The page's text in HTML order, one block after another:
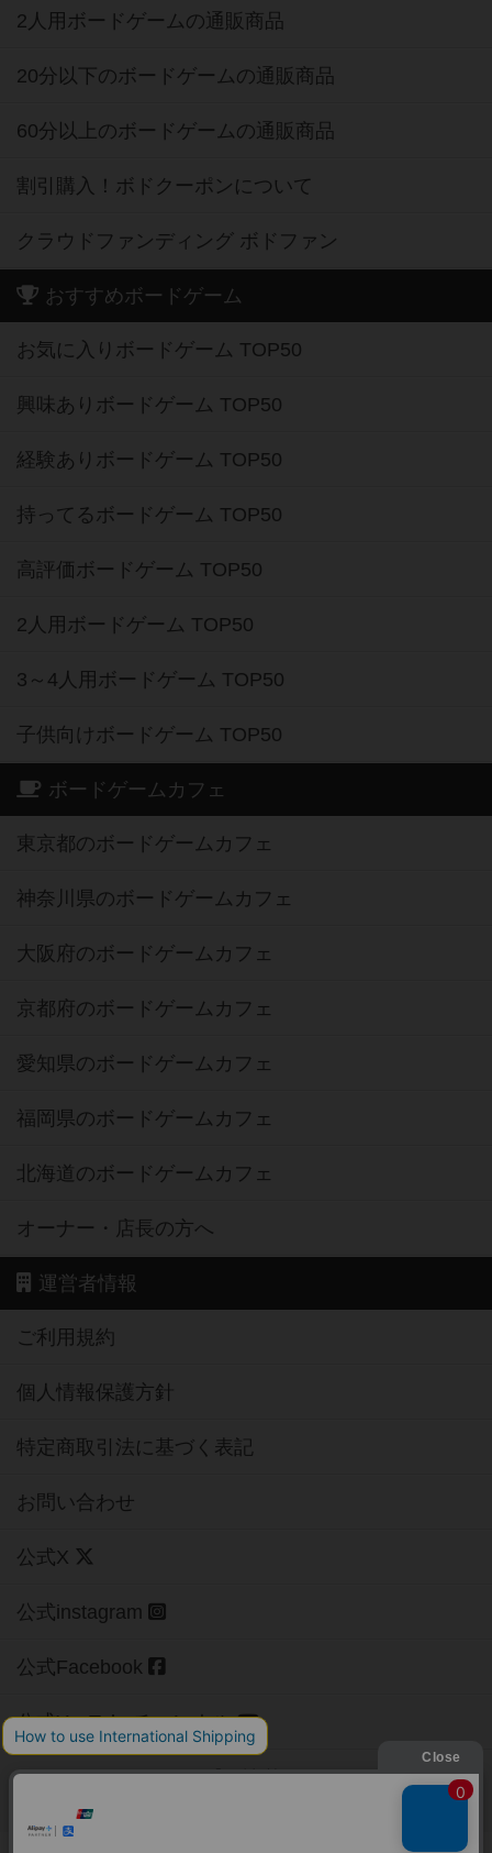
2人用ボードゲームの通販商品
20分以下のボードゲームの通販商品
60分以上のボードゲームの通販商品
割引購入！ボドクーポンについて
クラウドファンディング ボドファン
おすすめボードゲーム
お気に入りボードゲーム TOP50
興味ありボードゲーム TOP50
経験ありボードゲーム TOP50
持ってるボードゲーム TOP50
高評価ボードゲーム TOP50
2人用ボードゲーム TOP50
3～4人用ボードゲーム TOP50
子供向けボードゲーム TOP50
ボードゲームカフェ
東京都のボードゲームカフェ
神奈川県のボードゲームカフェ
大阪府のボードゲームカフェ
京都府のボードゲームカフェ
愛知県のボードゲームカフェ
福岡県のボードゲームカフェ
北海道のボードゲームカフェ
オーナー・店長の方へ
運営者情報
ご利用規約
個人情報保護方針
特定商取引法に基づく表記
お問い合わせ
公式X
公式instagram
公式Facebook
公式YouTubeチャンネル
Copyright (c)